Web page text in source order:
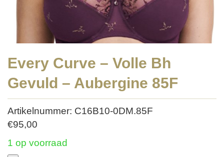
Every Curve – Volle Bh
Gevuld – Aubergine 85F
Artikelnummer: C16B10-0DM.85F
€95,00
1 op voorraad